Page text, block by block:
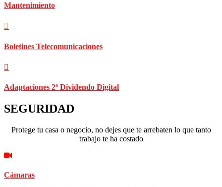
Mantenimiento
Boletines Telecomunicaciones
Adaptaciones 2º Dividendo Digital
SEGURIDAD
Protege tu casa o negocio, no dejes que te arrebaten lo que tanto
trabajo te ha costado
Cámaras